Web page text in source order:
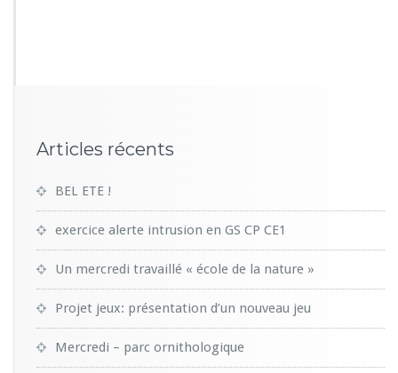
Articles récents
BEL ETE !
exercice alerte intrusion en GS CP CE1
Un mercredi travaillé « école de la nature »
Projet jeux: présentation d’un nouveau jeu
Mercredi – parc ornithologique